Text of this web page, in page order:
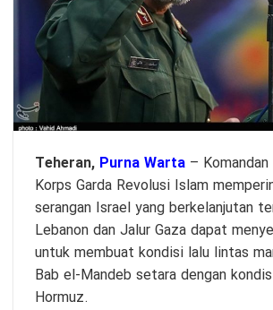
Teheran, Purna Warta –
Korps Garda Revolusi Islam
serangan Israel yang berkelanjutan
Lebanon dan Jalur Gaza dapat
untuk membuat kondisi lalu lintas
Bab el-Mandeb setara dengan
Hormuz.